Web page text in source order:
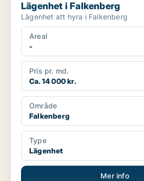
Lägenhet i Falkenberg
Lägenhet att hyra i Falkenberg
Areal
-
Pris pr. md.
Ca. 14 000 kr.
Område
Falkenberg
Type
Lägenhet
Mer info